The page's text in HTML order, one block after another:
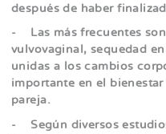
después de haber
- Las más frecuentes
vulvovaginal, sequedad
unidas a los cambios
importante en el
pareja.
- Según diversos